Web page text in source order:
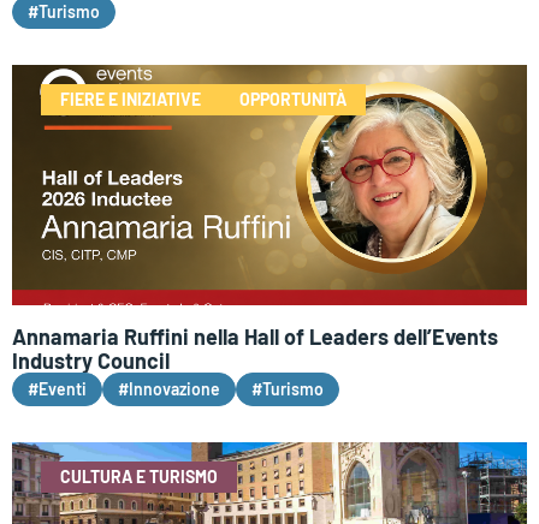
#Turismo
FIERE E INIZIATIVE OPPORTUNITÀ
Annamaria Ruffini nella Hall of Leaders dell’Events
Industry Council
#Eventi #Innovazione #Turismo
CULTURA E TURISMO